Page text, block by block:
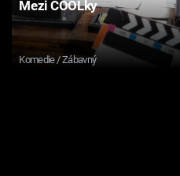
Mezi COOLky
Komedie / Zábavný